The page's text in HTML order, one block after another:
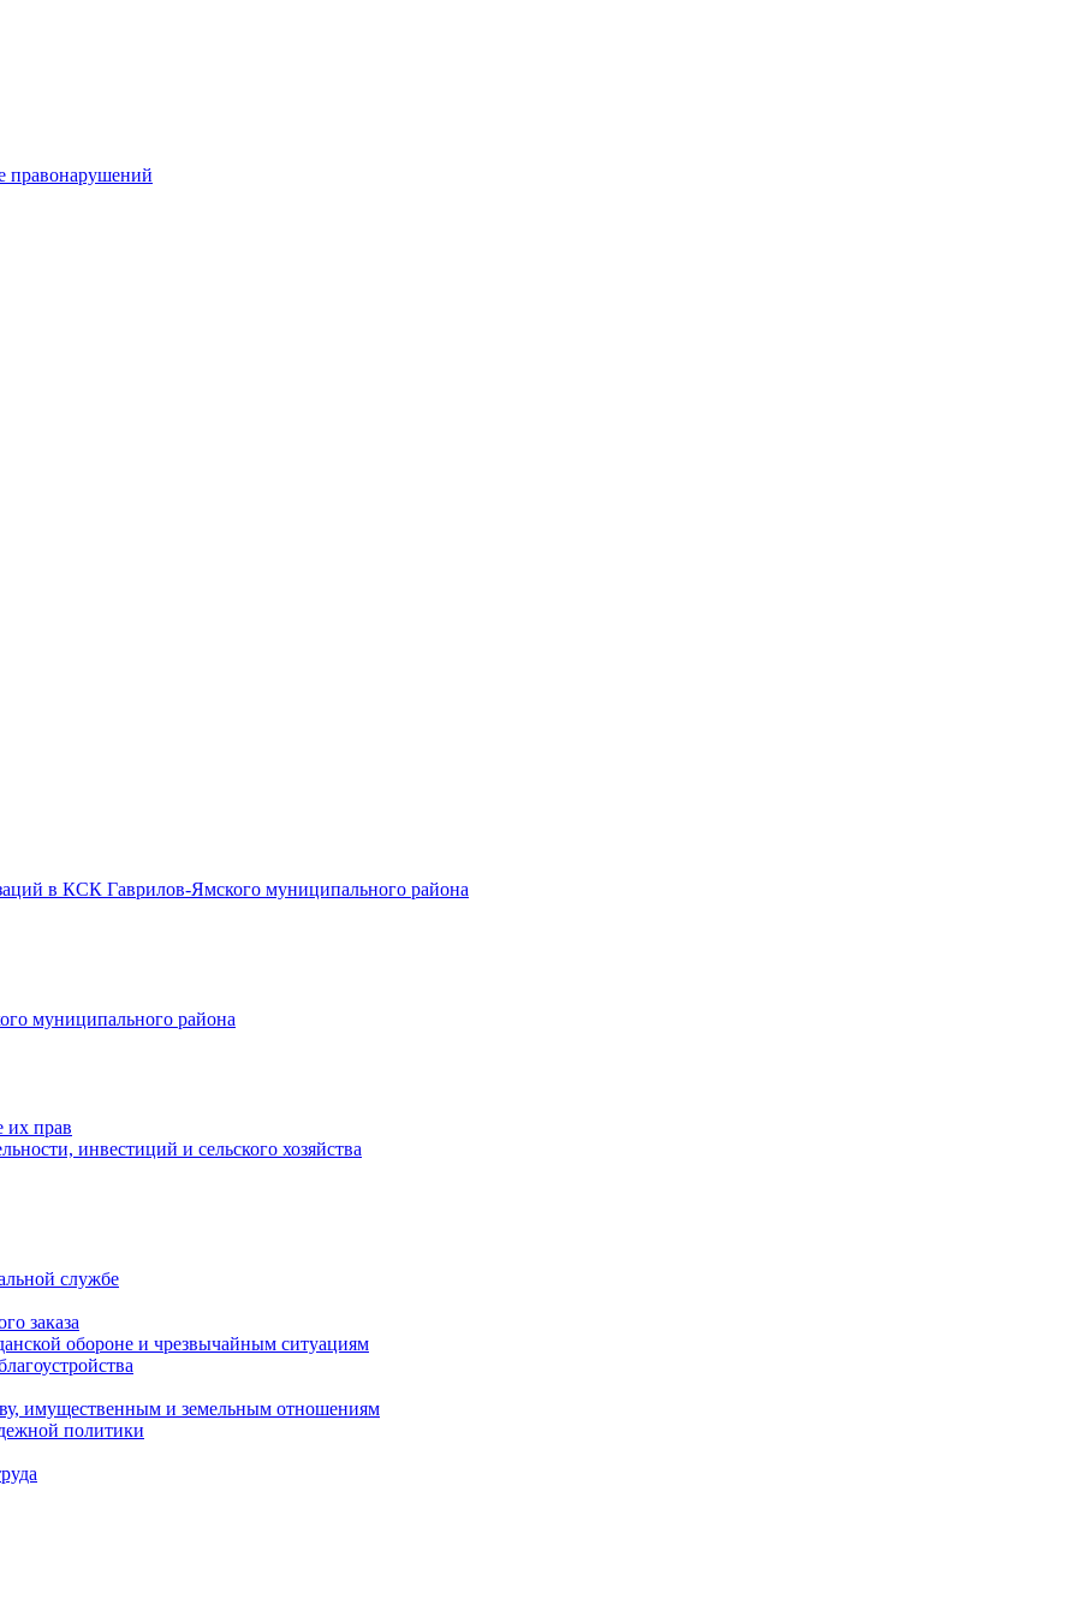
правонарушений
в КСК Гаврилов-Ямского муниципального района
муниципального района
их прав
инвестиций и сельского хозяйства
службе
заказа
обороне и чрезвычайным ситуациям
имущественным и земельным отношениям
политики